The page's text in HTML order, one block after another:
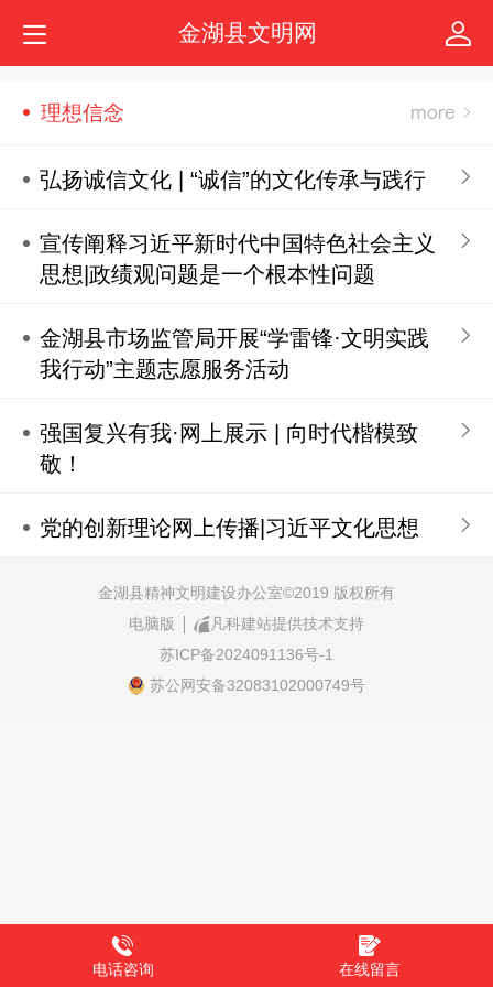
金湖县文明网
理想信念
弘扬诚信文化 | “诚信”的文化传承与践行
宣传阐释习近平新时代中国特色社会主义
思想|政绩观问题是一个根本性问题
金湖县市场监管局开展“学雷锋·文明实践
我行动”主题志愿服务活动
强国复兴有我·网上展示 | 向时代楷模致
敬！
党的创新理论网上传播|习近平文化思想
金湖县精神文明建设办公室©2019 版权所有
电脑版
凡科建站提供技术支持
苏ICP备2024091136号-1
苏公网安备32083102000749号
电话咨询 在线留言